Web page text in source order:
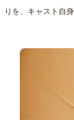
りを、キャスト自